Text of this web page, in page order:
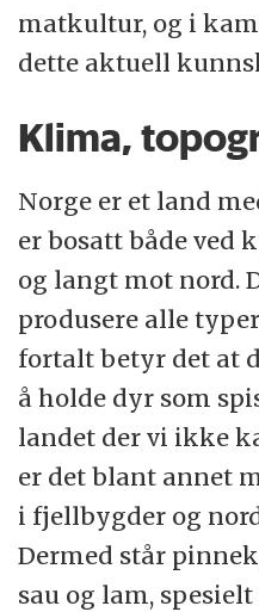
matkultur, og i
dette aktuell
Klima,
Norge er et land
er bosatt både ved
og langt mot nord.
produsere alle
fortalt betyr det at
å holde dyr som
landet der vi ikke
er det blant annet
i fjellbygder og
Dermed står
sau og lam,